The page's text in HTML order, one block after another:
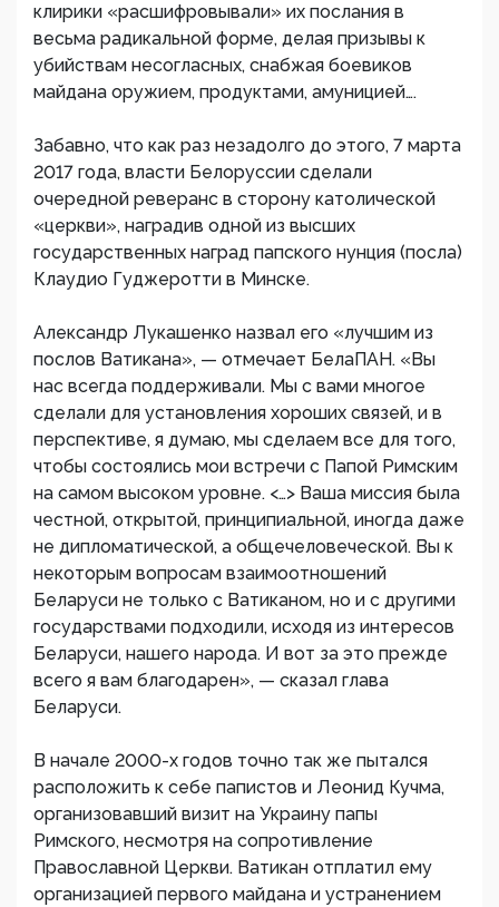
клирики «расшифровывали» их послания в
весьма радикальной форме, делая призывы к
убийствам несогласных, снабжая боевиков
майдана оружием, продуктами, амуницией….
Забавно, что как раз незадолго до этого, 7 марта
2017 года, власти Белоруссии сделали
очередной реверанс в сторону католической
«церкви», наградив одной из высших
государственных наград папского нунция (посла)
Клаудио Гуджеротти в Минске.
Александр Лукашенко назвал его «лучшим из
послов Ватикана», — отмечает БелаПАН. «Вы
нас всегда поддерживали. Мы с вами многое
сделали для установления хороших связей, и в
перспективе, я думаю, мы сделаем все для того,
чтобы состоялись мои встречи с Папой Римским
на самом высоком уровне. <…> Ваша миссия была
честной, открытой, принципиальной, иногда даже
не дипломатической, а общечеловеческой. Вы к
некоторым вопросам взаимоотношений
Беларуси не только с Ватиканом, но и с другими
государствами подходили, исходя из интересов
Беларуси, нашего народа. И вот за это прежде
всего я вам благодарен», — сказал глава
Беларуси.
В начале 2000-х годов точно так же пытался
расположить к себе папистов и Леонид Кучма,
организовавший визит на Украину папы
Римского, несмотря на сопротивление
Православной Церкви. Ватикан отплатил ему
организацией первого майдана и устранением